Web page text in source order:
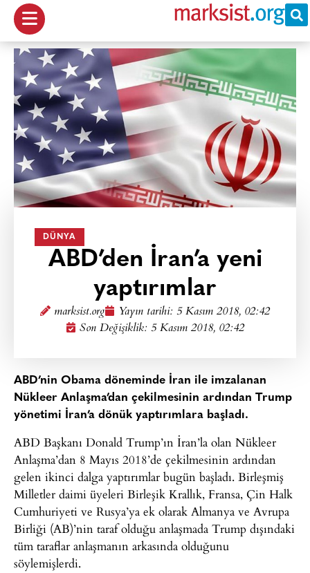
DÜNYA
ABD’den İran’a yeni
yaptırımlar
marksist.org Yayın tarihi: 5 Kasım 2018, 02:42
Son Değişiklik: 5 Kasım 2018, 02:42
ABD’nin Obama döneminde İran ile imzalanan
Nükleer Anlaşma’dan çekilmesinin ardından Trump
yönetimi İran’a dönük yaptırımlara başladı.
ABD Başkanı Donald Trump’ın İran’la olan Nükleer
Anlaşma’dan 8 Mayıs 2018’de çekilmesinin ardından
gelen ikinci dalga yaptırımlar bugün başladı. Birleşmiş
Milletler daimi üyeleri Birleşik Krallık, Fransa, Çin Halk
Cumhuriyeti ve Rusya’ya ek olarak Almanya ve Avrupa
Birliği (AB)’nin taraf olduğu anlaşmada Trump dışındaki
tüm taraflar anlaşmanın arkasında olduğunu
söylemişlerdi.